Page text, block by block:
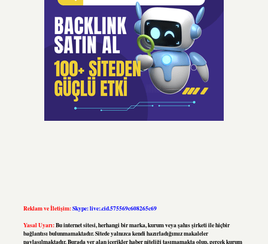
Reklam ve İletişim:Skype: live:.cid.575569c608265c69
Yasal Uyarı:Bu internet sitesi, herhangi bir marka, kurum veya şahıs şirketi ile hiçbir
bağlantısı bulunmamaktadır. Sitede yalnızca kendi hazırladığımız makaleler
paylaşılmaktadır. Burada yer alan içerikler haber niteliği taşımamakta olup, gerçek kurum